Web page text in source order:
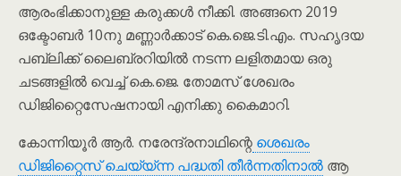
ആരംഭിക്കാനുള്ള കരുക്കൾ നീക്കി. അങ്ങനെ 2019
ഒക്ടോബർ 10നു മണ്ണാർക്കാട് കെ.ജെ.ടി.എം. സഹൃദയ
പബ്ലിക്ക് ലൈബ്രറിയിൽ നടന്ന ലളിതമായ ഒരു
ചടങ്ങളിൽ വെച്ച് കെ.ജെ. തോമസ് ശേഖരം
ഡിജിറ്റൈസേഷനായി എനിക്കു കൈമാറി.
കോന്നിയൂർ ആർ. നരേന്ദ്രനാഥിന്റെ ശെഖരം
ഡിജിറ്റൈസ് ചെയ്യ്ന്ന പദ്ധതി തീർന്നതിനാൽ ആ